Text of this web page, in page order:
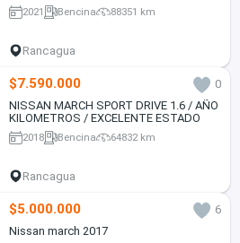
2021 Bencina 88351 km
Rancagua
$7.590.000
0
NISSAN MARCH SPORT DRIVE 1.6 / AÑO
KILOMETROS / EXCELENTE ESTADO
2018 Bencina 64832 km
Rancagua
$5.000.000
6
Nissan march 2017